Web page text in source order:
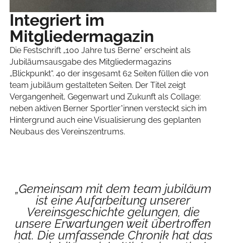
Integriert im
Mitgliedermagazin
Die Festschrift „100 Jahre tus Berne“ erscheint als
Jubiläumsausgabe des Mitgliedermagazins
„Blickpunkt“. 40 der insgesamt 62 Seiten füllen die von
team jubiläum gestalteten Seiten. Der Titel zeigt
Vergangenheit, Gegenwart und Zukunft als Collage:
neben aktiven Berner Sportler*innen versteckt sich im
Hintergrund auch eine Visualisierung des geplanten
Neubaus des Vereinszentrums.
„Gemeinsam mit dem team jubiläum
ist eine Aufarbeitung unserer
Vereinsgeschichte gelungen, die
unsere Erwartungen weit übertroffen
hat. Die umfassende Chronik hat das